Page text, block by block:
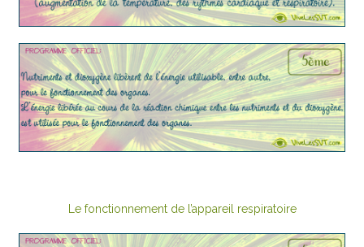
Le fonctionnement de l’appareil respiratoire